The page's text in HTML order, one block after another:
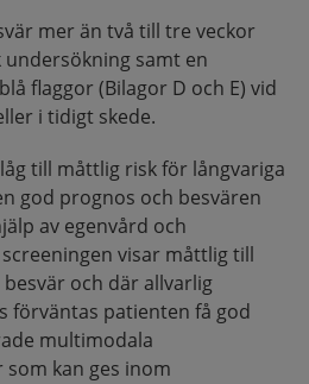
mer än två till tre veckor
undersökning samt en
flaggor (Bilagor D och E) vid
i tidigt skede.
till måttlig risk för långvariga
god prognos och besvären
av egenvård och
visar måttlig till
och där allvarlig
förväntas patienten få god
multimodala
kan ges inom